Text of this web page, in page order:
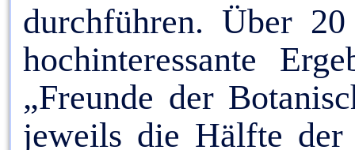
durchführen. Über
hochinteressante
„Freunde der
jeweils die Hälfte der